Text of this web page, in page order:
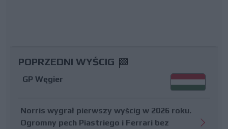
POPRZEDNI WYŚCIG
GP Węgier
Norris wygrał pierwszy wyścig w 2026 roku.
Ogromny pech Piastriego i Ferrari bez